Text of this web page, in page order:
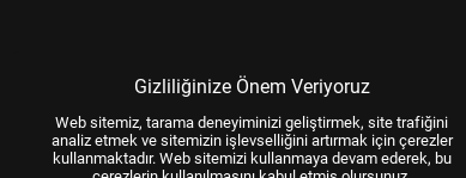
Gizliliğinize Önem Veriyoruz
Web sitemiz, tarama deneyiminizi geliştirmek, site trafiğini
analiz etmek ve sitemizin işlevselliğini artırmak için çerezler
kullanmaktadır. Web sitemizi kullanmaya devam ederek, bu